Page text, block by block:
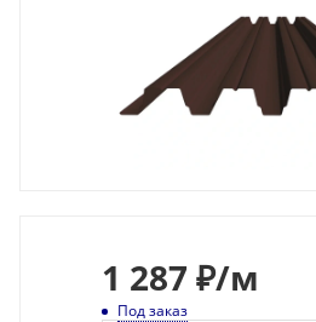
1 287 ₽/м
Под заказ